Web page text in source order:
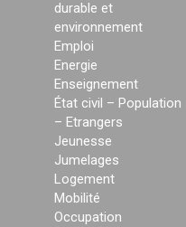
durable et
environnement
Emploi
Energie
Enseignement
État civil – Population
– Etrangers
Jeunesse
Jumelages
Logement
Mobilité
Occupation